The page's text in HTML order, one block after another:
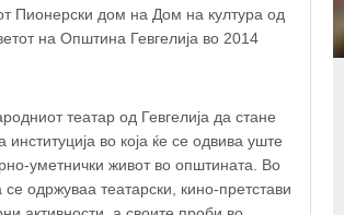
Пионерски дом на Дом на култура од
на Општина Гевгелија во 2014
театар од Гевгелија да стане
институција во која ќе се одвива уште
уметнички живот во општината. Во
се одржуваа театарски, кино-претстави
ДОМ НА КУЛТУРА МАКЕДОНИЈА